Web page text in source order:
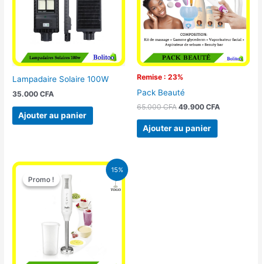
Lampadaire Solaire 100W
35.000CFA
Ajouter au panier
Remise : 23%
Pack Beauté
65.000CFA 49.900 CFA
Ajouter au panier
15%
Promo !
Promo !
Le
prix
initial
était :
12.900 CFA.
Le